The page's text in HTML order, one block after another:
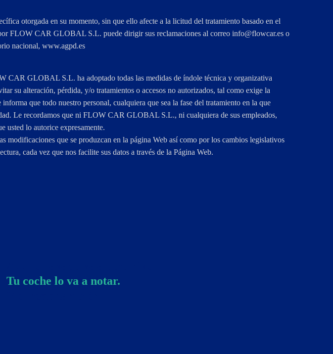
otorgada en su momento, sin que ello afecte a la licitud del tratamiento basado en el
FLOW CAR GLOBAL S.L. puede dirigir sus reclamaciones al correo se.racwolf@ofni o
nacional, www.agpd.es
CAR GLOBAL S.L. ha adoptado todas las medidas de índole técnica y organizativa
su alteración, pérdida, y/o tratamientos o accesos no autorizados, tal como exige la
que todo nuestro personal, cualquiera que sea la fase del tratamiento en la que
Le recordamos que ni FLOW CAR GLOBAL S.L., ni cualquiera de sus empleados,
usted lo autorice expresamente.
que se produzcan en la página Web así como por los cambios legislativos
cada vez que nos facilite sus datos a través de la Página Web.
Tu coche lo va a notar.